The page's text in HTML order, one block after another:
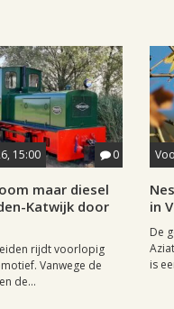
15:00 0
maar diesel
Katwijk door
rijdt voorlopig
Vanwege de
de...
in
De
is